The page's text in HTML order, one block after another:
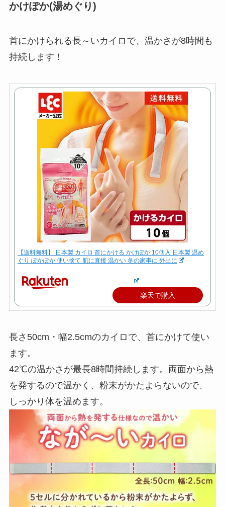
かけぽか(湯めぐり)
首にかけられる長～いカイロで、温かさが8時間も
持続します！
【送料無料】 日本製 カイロ 首にかける かけぽか 10個入 日本製 温め
ぐり ぽかぽか 使い捨て 肌に直接 温かい 冬の家事に 外出に
楽天で購入
長さ50cm・幅2.5cmのカイロで、首にかけて使い
ます。
42℃の温かさが最長8時間持続します。両面から熱
を発するので温かく、粉末がかたよらないので、
しっかり体を温めます。